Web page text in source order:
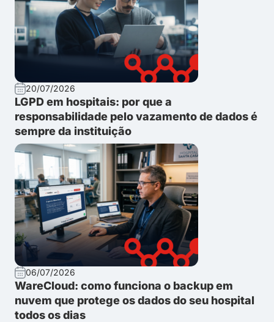
20/07/2026
LGPD em hospitais: por que a
responsabilidade pelo vazamento de dados é
sempre da instituição
06/07/2026
WareCloud: como funciona o backup em
nuvem que protege os dados do seu hospital
todos os dias